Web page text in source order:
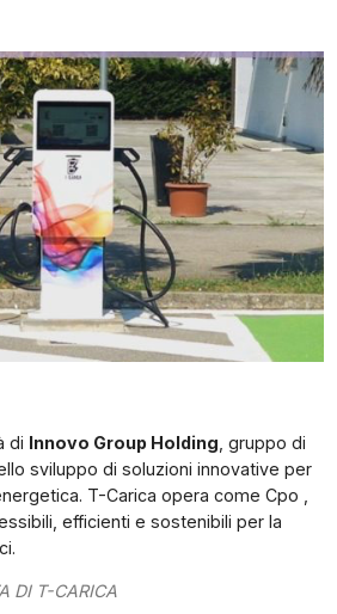
di Innovo Group Holding , gruppo di
sviluppo di soluzioni innovative per
T-Carica opera come Cpo ,
efficienti e sostenibili per la
DI T-CARICA